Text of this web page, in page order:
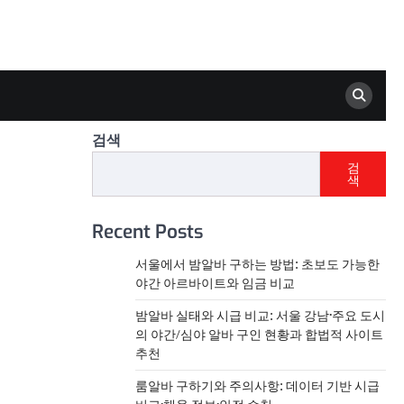
검색
검
색
Recent Posts
서울에서 밤알바 구하는 방법: 초보도 가능한
야간 아르바이트와 임금 비교
밤알바 실태와 시급 비교: 서울 강남·주요 도시
의 야간/심야 알바 구인 현황과 합법적 사이트
추천
룸알바 구하기와 주의사항: 데이터 기반 시급